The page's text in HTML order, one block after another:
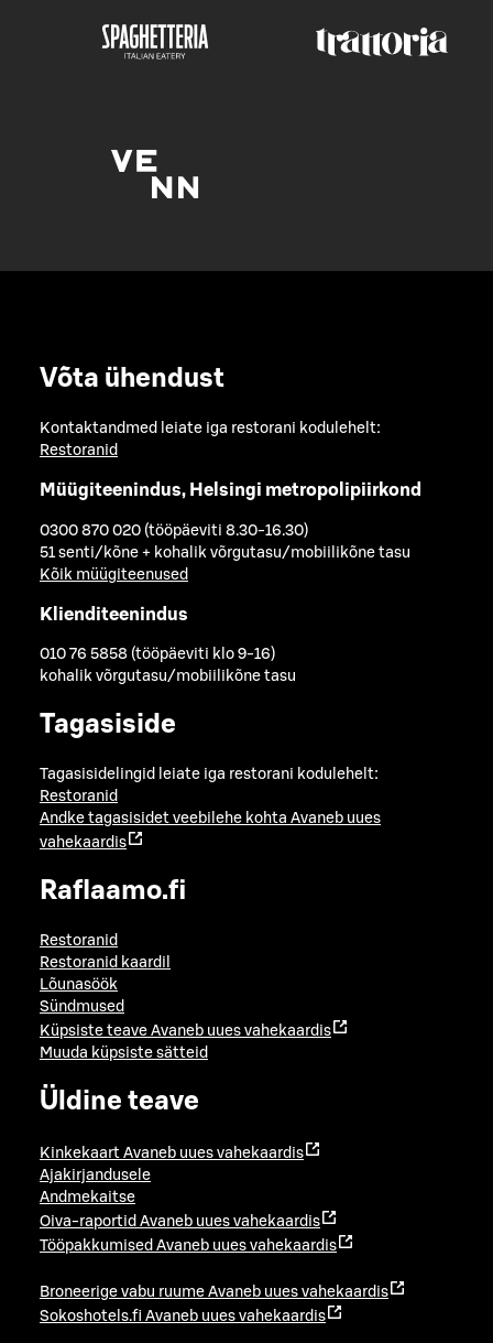
Võta ühendust
Kontaktandmed leiate iga restorani kodulehelt:
Restoranid
Müügiteenindus, Helsingi metropolipiirkond
0300 870 020 (tööpäeviti 8.30-16.30)
51 senti/kõne + kohalik võrgutasu/mobiilikõne tasu
Kõik müügiteenused
Klienditeenindus
010 76 5858 (tööpäeviti klo 9-16)
kohalik võrgutasu/mobiilikõne tasu
Tagasiside
Tagasisidelingid leiate iga restorani kodulehelt:
Restoranid
Andke tagasisidet veebilehe kohta Avaneb uues
vahekaardis
Raflaamo.fi
Restoranid
Restoranid kaardil
Lõunasöök
Sündmused
Küpsiste teave Avaneb uues vahekaardis
Muuda küpsiste sätteid
Üldine teave
Kinkekaart Avaneb uues vahekaardis
Ajakirjandusele
Andmekaitse
Oiva-raportid Avaneb uues vahekaardis
Tööpakkumised Avaneb uues vahekaardis
Broneerige vabu ruume Avaneb uues vahekaardis
Sokoshotels.fi Avaneb uues vahekaardis